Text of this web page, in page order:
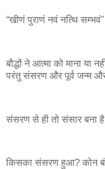
“खीणं पुराणं नवं नत्थि सम्भवं"
बौद्धों ने आत्मा को माना या
परंतु संसरण और पूर्व जन्म और
संसरण से ही तो संसार बना
किसका संसरण हुआ? कोन